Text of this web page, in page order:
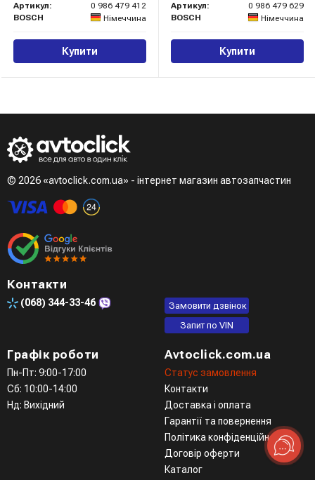
Артикул:
0 986 479 412
BOSCH
Німеччина
Купити
Артикул:
0 986 479 629
BOSCH
Німеччина
Купити
© 2026 «avtoclick.com.ua» - інтернет магазин автозапчастин
Контакти
(068) 344-33-46
Замовити дзвінок
Запит по VIN
Графік роботи
Пн-Пт: 9:00-17:00
Сб: 10:00-14:00
Нд: Вихідний
Avtoclick.com.ua
Статус замовлення
Контакти
Доставка і оплата
Гарантії та повернення
Політика конфіденційності
Договір оферти
Каталог